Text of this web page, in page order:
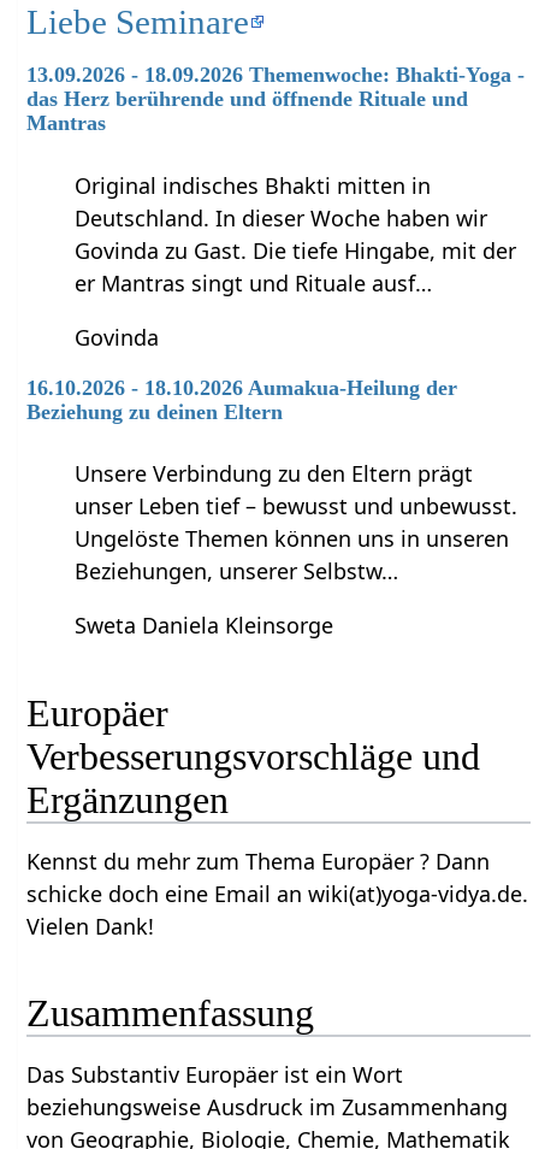
Liebe Seminare
13.09.2026 - 18.09.2026 Themenwoche: Bhakti-Yoga -
das Herz berührende und öffnende Rituale und
Mantras
Original indisches Bhakti mitten in
Deutschland. In dieser Woche haben wir
Govinda zu Gast. Die tiefe Hingabe, mit der
er Mantras singt und Rituale ausf…
Govinda
16.10.2026 - 18.10.2026 Aumakua-Heilung der
Beziehung zu deinen Eltern
Unsere Verbindung zu den Eltern prägt
unser Leben tief – bewusst und unbewusst.
Ungelöste Themen können uns in unseren
Beziehungen, unserer Selbstw…
Sweta Daniela Kleinsorge
Europäer‏‎
Verbesserungsvorschläge und
Ergänzungen
Kennst du mehr zum Thema Europäer‏‎ ? Dann
schicke doch eine Email an wiki(at)yoga-vidya.de.
Vielen Dank!
Zusammenfassung
Das Substantiv Europäer‏‎ ist ein Wort
beziehungsweise Ausdruck im Zusammenhang
von Geographie, Biologie, Chemie, Mathematik